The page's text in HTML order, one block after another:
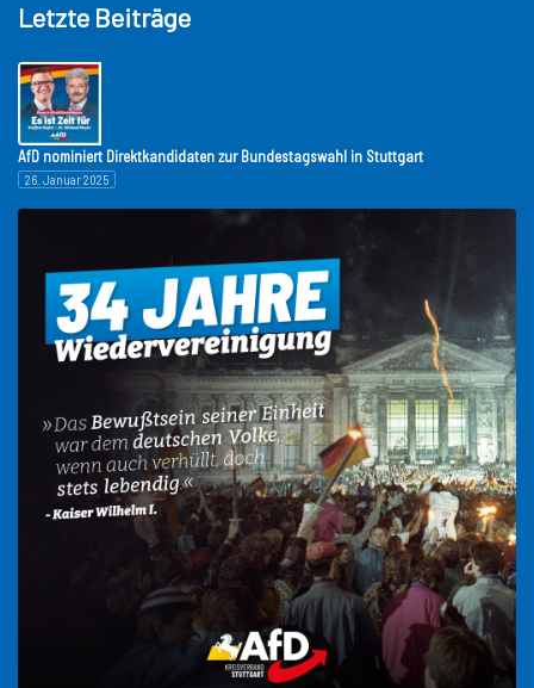
Letzte Beiträge
AfD nominiert Direktkandidaten zur Bundestagswahl in Stuttgart
26. Januar 2025